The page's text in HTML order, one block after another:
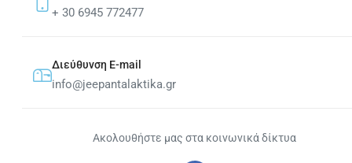
+ 30 6945 772477
Διεύθυνση E-mail
info@jeepantalaktika.gr
Ακολουθήστε μας στα κοινωνικά δίκτυα